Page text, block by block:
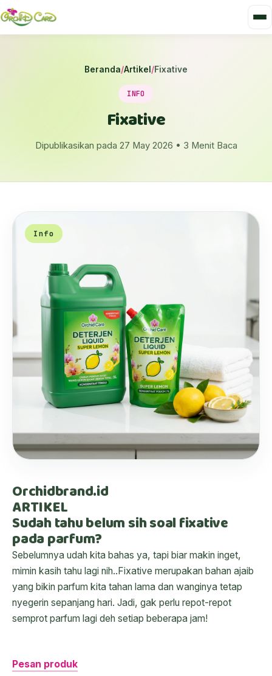
Beranda/Artikel /Fixative
INFO
Fixative
Dipublikasikan pada 27 May 2026 • 3 Menit Baca
Info
Orchidbrand.id
ARTIKEL
Sudah tahu belum sih soal fixative
pada parfum?
Sebelumnya udah kita bahas ya, tapi biar makin inget,
mimin kasih tahu lagi nih..Fixative merupakan bahan ajaib
yang bikin parfum kita tahan lama dan wanginya tetap
nyegerin sepanjang hari. Jadi, gak perlu repot-repot
semprot parfum lagi deh setiap beberapa jam!
Pesan produk